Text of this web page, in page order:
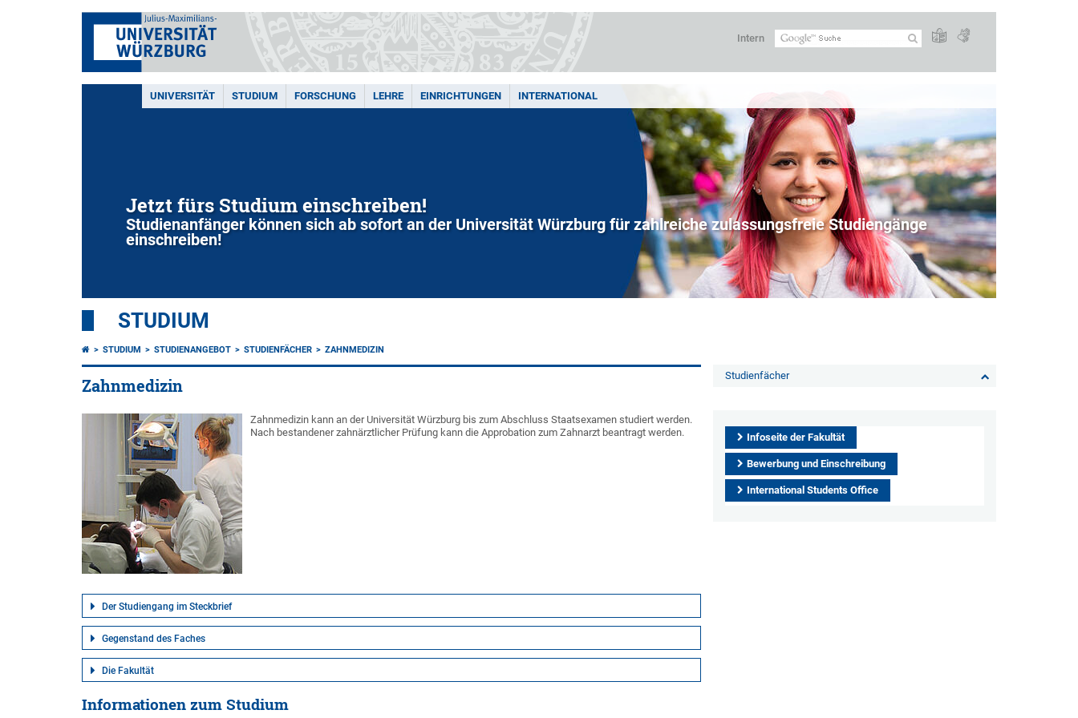
Intern
UNIVERSITÄT STUDIUM FORSCHUNG LEHRE EINRICHTUNGEN INTERNATIONAL
Jetzt fürs Studium einschreiben!
Studienanfänger können sich ab sofort an der Universität Würzburg für zahlreiche zulassungsfreie Studiengänge
einschreiben!
STUDIUM
STUDIUM STUDIENANGEBOT STUDIENFÄCHER ZAHNMEDIZIN
Zahnmedizin
Zahnmedizin kann an der Universität Würzburg bis zum Abschluss Staatsexamen studiert werden.
Nach bestandener zahnärztlicher Prüfung kann die Approbation zum Zahnarzt beantragt werden.
Der Studiengang im Steckbrief
Gegenstand des Faches
Die Fakultät
Informationen zum Studium
Studienfächer
Infoseite der Fakultät
Bewerbung und Einschreibung
International Students Office